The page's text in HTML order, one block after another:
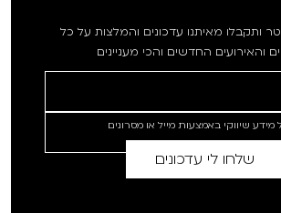
ותקבלו מאיתנו עדכונים והמלצות על כל
והאירועים החדשים והכי מעניינים
מידע שיווקי באמצעות מייל או מסרונים